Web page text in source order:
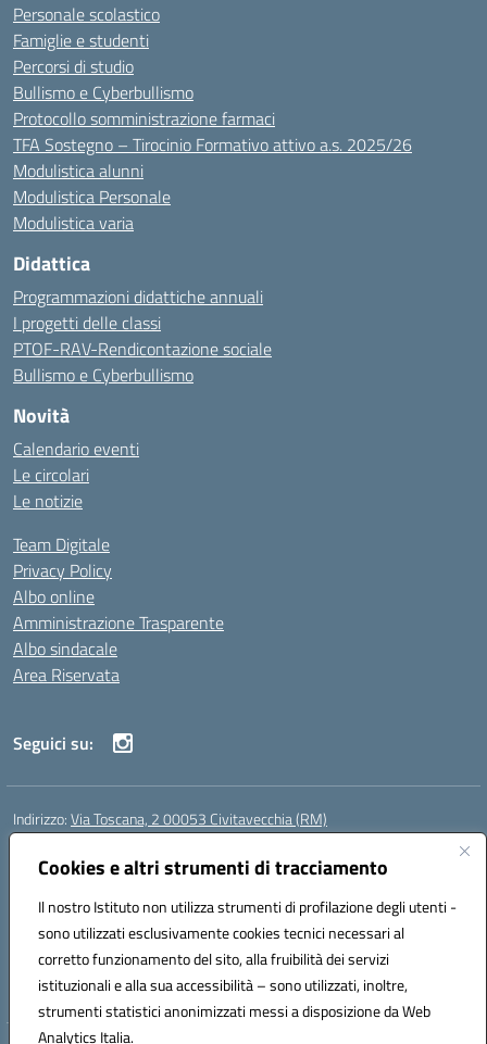
Cookies e altri strumenti di tracciamento
Il nostro Istituto non utilizza strumenti di profilazione degli utenti -
sono utilizzati esclusivamente cookies tecnici necessari al
corretto funzionamento del sito, alla fruibilità dei servizi
istituzionali e alla sua accessibilità – sono utilizzati, inoltre,
strumenti statistici anonimizzati messi a disposizione da Web
Analytics Italia.
Personale scolastico
Famiglie e studenti
Percorsi di studio
Bullismo e Cyberbullismo
Protocollo somministrazione farmaci
TFA Sostegno – Tirocinio Formativo attivo a.s. 2025/26
Modulistica alunni
Modulistica Personale
Modulistica varia
Didattica
Programmazioni didattiche annuali
I progetti delle classi
PTOF-RAV-Rendicontazione sociale
Bullismo e Cyberbullismo
Novità
Calendario eventi
Le circolari
Le notizie
Team Digitale
Privacy Policy
Albo online
Amministrazione Trasparente
Albo sindacale
Area Riservata
Seguici su:
Indirizzo:Via Toscana, 2 00053 Civitavecchia (RM)
Centralino:
Posta elettronica certificata (PEC):rmic8b900g@pec.istruzione.it
Codice fiscale: 91038380589
Codice meccanografico:RMIC8B900G
Codice Indice delle Pubbliche Amministrazioni (IPA): istsc_rmic8b900g
Codice unico di fatturazione (CUF): UFP4NO